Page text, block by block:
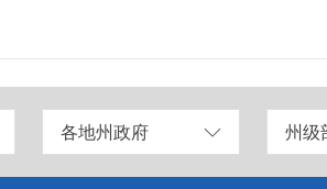
各地州政府 州级